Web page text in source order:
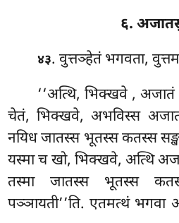
६.
४३. वुत्तञ्हेतं भगवता,
‘‘अत्थि, भिक्खवे ,
चेतं, भिक्खवे, अभविस्स
नयिध जातस्स भूतस्स कतस्स
यस्मा च खो, भिक्खवे, अत्थि
तस्मा जातस्स भूतस्स
पञ्ञायती’’ति. एतमत्थं भगवा